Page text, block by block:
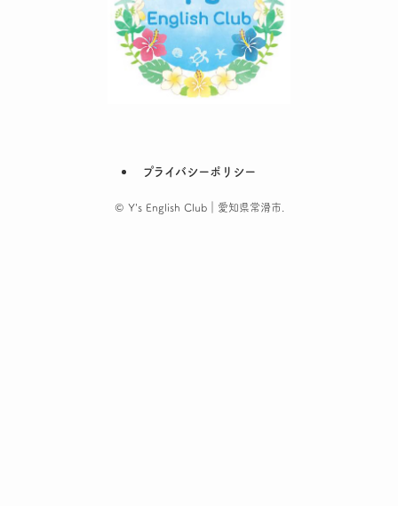
プライバシーポリシー
© Y's English Club｜愛知県常滑市.